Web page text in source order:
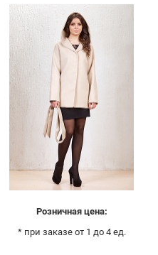
Розничная цена:
* при заказе от 1 до 4 ед.